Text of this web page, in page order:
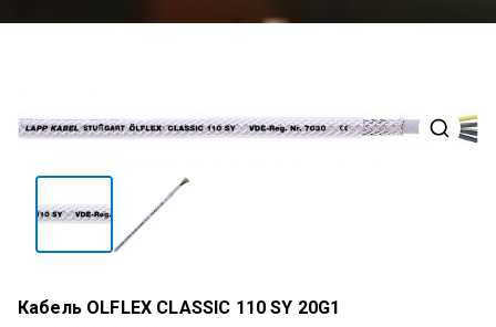
Кабель OLFLEX CLASSIC 110 SY 20G1